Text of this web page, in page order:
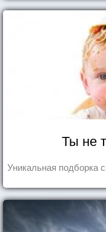
Ты не
Уникальная подборка